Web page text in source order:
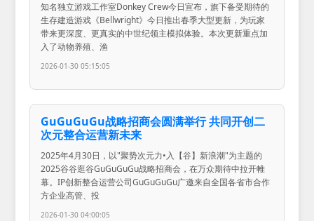
知名独立游戏工作室Donkey Crew今日宣布，旗下备受期待的
生存建造游戏《Bellwright》今日推出春季大型更新，为玩家
带来更深度、更真实的中世纪领主模拟体验。本次更新重点加
入了动物养殖、渔
2026-01-30 05:15:05
GuGuGuGu战略招商会圆满举行 共同开创二
次元整合运营新未来
2025年4月30日，以"聚势次元力•入【谷】新浪潮"为主题的
2025谷谷逛谷GuGuGuGu战略招商会，在万众期待中拉开帷
幕。IP创新整合运营公司GuGuGuGu广邀来自全国各省市合作
方企业高管、投
2026-01-30 04:00:05